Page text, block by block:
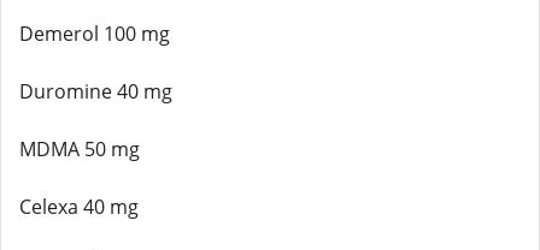
Demerol 100 mg
Duromine 40 mg
MDMA 50 mg
Celexa 40 mg